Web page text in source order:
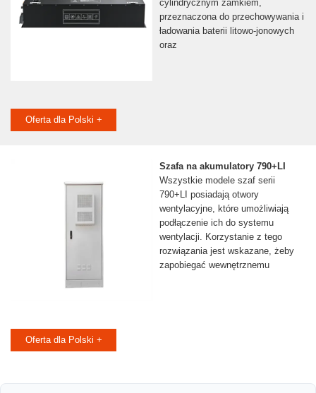
cylindrycznym zamkiem,
przeznaczona do przechowywania i
ładowania baterii litowo-jonowych
oraz
Oferta dla Polski +
Szafa na akumulatory 790+LI
Wszystkie modele szaf serii
790+LI posiadają otwory
wentylacyjne, które umożliwiają
podłączenie ich do systemu
wentylacji. Korzystanie z tego
rozwiązania jest wskazane, żeby
zapobiegać wewnętrznemu
Oferta dla Polski +